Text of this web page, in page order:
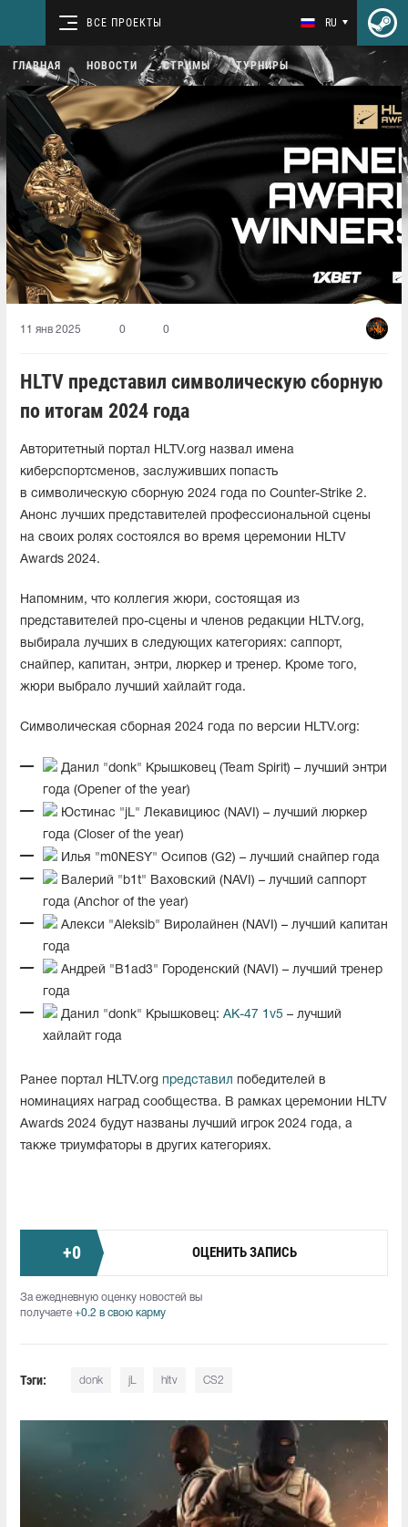
ВСЕ ПРОЕКТЫ RU
ГЛАВНАЯ НОВОСТИ СТРИМЫ ТУРНИРЫ
11 янв 2025 0 0
HLTV представил символическую сборную
по итогам 2024 года
Авторитетный портал HLTV.org назвал имена
киберспортсменов, заслуживших попасть
в символическую сборную 2024 года по Counter-Strike 2.
Анонс лучших представителей профессиональной сцены
на своих ролях состоялся во время церемонии HLTV
Awards 2024.
Напомним, что коллегия жюри, состоящая из
представителей про-сцены и членов редакции HLTV.org,
выбирала лучших в следующих категориях: саппорт,
снайпер, капитан, энтри, люркер и тренер. Кроме того,
жюри выбрало лучший хайлайт года.
Символическая сборная 2024 года по версии HLTV.org:
Данил "donk" Крышковец (Team Spirit) – лучший энтри
года (Opener of the year)
Юстинас "jL" Лекавициюс (NAVI) – лучший люркер
года (Closer of the year)
Илья "m0NESY" Осипов (G2) – лучший снайпер года
Валерий "b1t" Ваховский (NAVI) – лучший саппорт
года (Anchor of the year)
Алекси "Aleksib" Виролайнен (NAVI) – лучший капитан
года
Андрей "B1ad3" Городенский (NAVI) – лучший тренер
года
Данил "donk" Крышковец: AK-47 1v5 – лучший
хайлайт года
Ранее портал HLTV.org представил победителей в
номинациях наград сообщества. В рамках церемонии HLTV
Awards 2024 будут названы лучший игрок 2024 года, а
также триумфаторы в других категориях.
+0 ОЦЕНИТЬ ЗАПИСЬ
За ежедневную оценку новостей вы
получаете +0.2 в свою карму
Тэги: donk jL hltv CS2